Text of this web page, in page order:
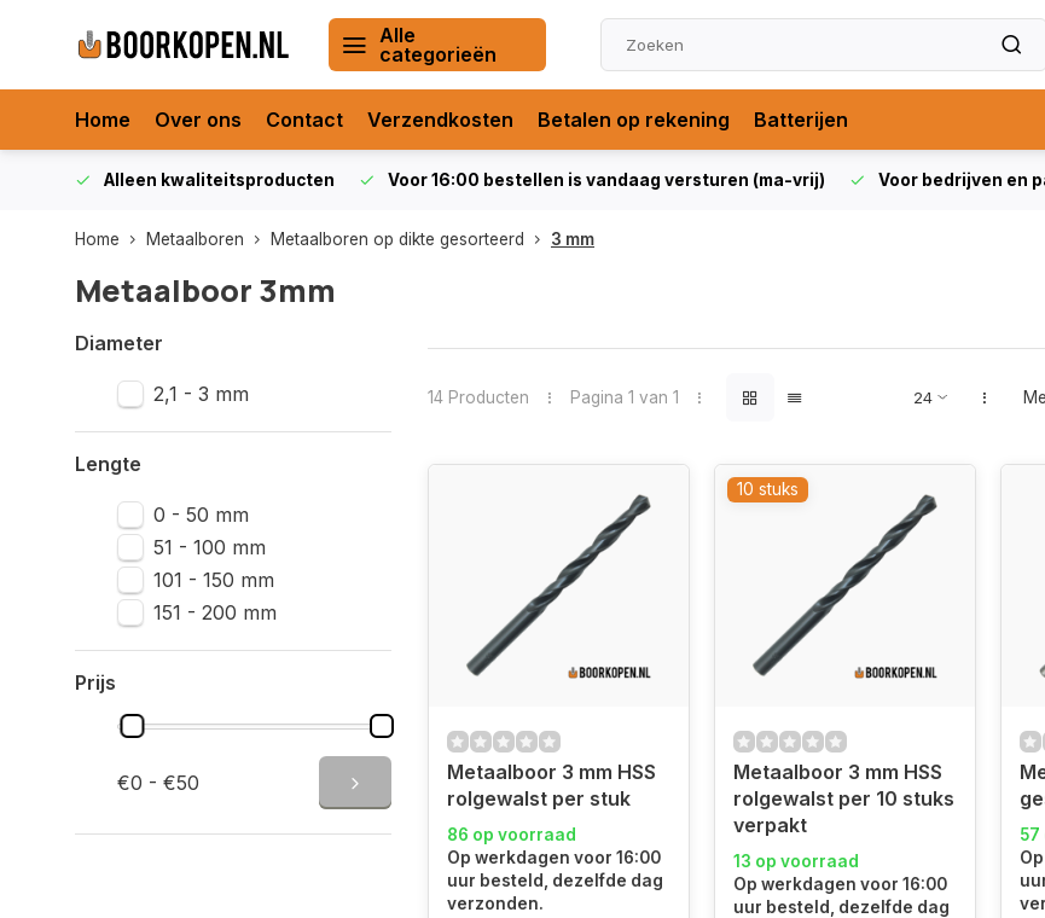
Alle
categorieën
Home Over ons Contact Verzendkosten Betalen op rekening Batterijen
Alleen kwaliteitsproducten Voor 16:00 bestellen is vandaag versturen (ma-vrij) Voor bedrijven en
Home Metaalboren Metaalboren op dikte gesorteerd 3 mm
Metaalboor 3mm
Diameter
2,1 - 3 mm
Lengte
0 - 50 mm
51 - 100 mm
101 - 150 mm
151 - 200 mm
Prijs
€0 - €50
14 Producten Pagina 1 van 1
Metaalboor 3 mm HSS
rolgewalst per stuk
86 op voorraad
Op werkdagen voor 16:00
uur besteld, dezelfde dag
verzonden.
10 stuks
Metaalboor 3 mm HSS
rolgewalst per 10 stuks
verpakt
13 op voorraad
Op werkdagen voor 16:00
uur besteld, dezelfde dag
57